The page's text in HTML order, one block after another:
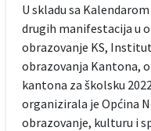
U skladu sa
drugih manifestacija u
obrazovanje KS,
obrazovanja Kantona,
kantona za školsku
organizirala je Općina
obrazovanje, kulturu i